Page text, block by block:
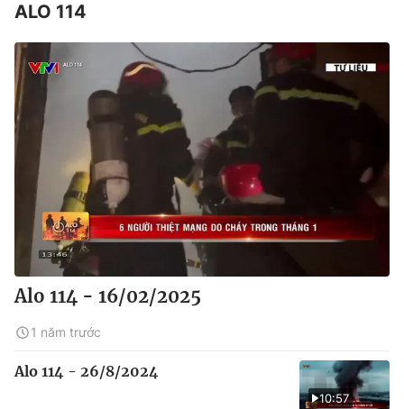
ALO 114
Alo 114 - 16/02/2025
1 năm trước
10:57
Alo 114 - 26/8/2024